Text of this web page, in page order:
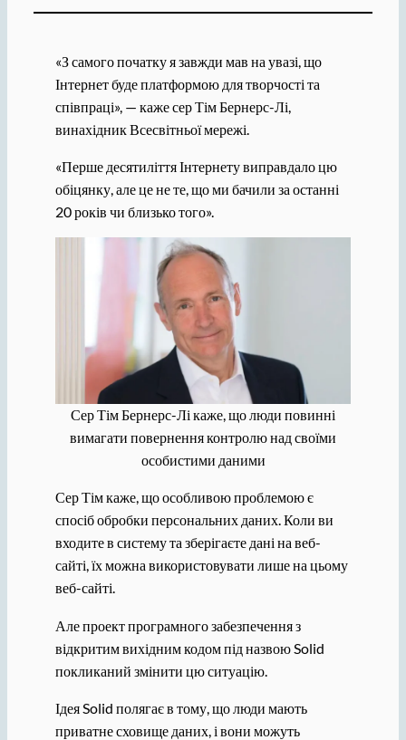
«З самого початку я завжди мав на увазі, що
Інтернет буде платформою для творчості та
співпраці», — каже сер Тім Бернерс-Лі,
винахідник Всесвітньої мережі.
«Перше десятиліття Інтернету виправдало цю
обіцянку, але це не те, що ми бачили за останні
20 років чи близько того».
Сер Тім Бернерс-Лі каже, що люди повинні
вимагати повернення контролю над своїми
особистими даними
Сер Тім каже, що особливою проблемою є
спосіб обробки персональних даних. Коли ви
входите в систему та зберігаєте дані на веб-
сайті, їх можна використовувати лише на цьому
веб-сайті.
Але проект програмного забезпечення з
відкритим вихідним кодом під назвою Solid
покликаний змінити цю ситуацію.
Ідея Solid полягає в тому, що люди мають
приватне сховище даних, і вони можуть